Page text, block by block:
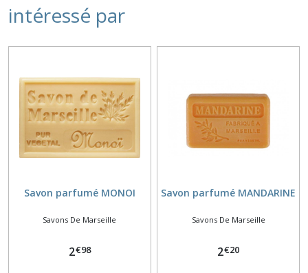
intéressé par
Savon parfumé MONOI
Savons De Marseille
2€98
Savon parfumé MANDARINE
Savons De Marseille
2€20